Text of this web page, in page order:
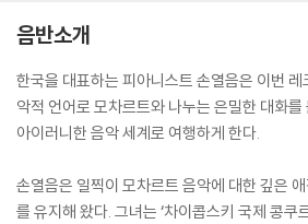
음반소개
한국을 대표하는 피아니스트 손열음은 이번
악적 언어로 모차르트와 나누는 은밀한 대화
아이러니한 음악 세계로 여행하게 한다.
손열음은 일찍이 모차르트 음악에 대한 깊은
를 유지해 왔다. 그녀는 ‘차이콥스키 국제 콩쿠